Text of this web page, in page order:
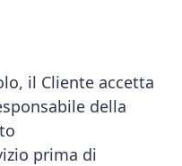
il Cliente accetta
della
prima di